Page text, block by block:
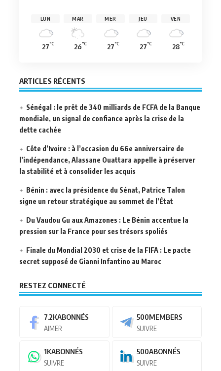
LUN
27°C
MAR
26°C
MER
27°C
JEU
27°C
VEN
28°C
ARTICLES RÉCENTS
Sénégal : le prêt de 340 milliards de FCFA de la Banque
mondiale, un signal de confiance après la crise de la
dette cachée
Côte d’Ivoire : à l’occasion du 66e anniversaire de
l’indépendance, Alassane Ouattara appelle à préserver
la stabilité et à consolider les acquis
Bénin : avec la présidence du Sénat, Patrice Talon
signe un retour stratégique au sommet de l’État
Du Vaudou Gu aux Amazones : Le Bénin accentue la
pression sur la France pour ses trésors spoliés
Finale du Mondial 2030 et crise de la FIFA : Le pacte
secret supposé de Gianni Infantino au Maroc
RESTEZ CONNECTÉ
7.2KABONNÉS
AIMER
500MEMBERS
SUIVRE
1KABONNÉS
SUIVRE
500ABONNÉS
SUIVRE